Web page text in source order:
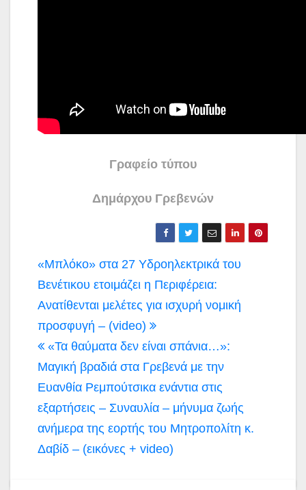
Γραφείο τύπου
Δημάρχου Γρεβενών
Πλοήγηση
άρθρων
«Μπλόκο» στα 27 Υδροηλεκτρικά του
Βενέτικου ετοιμάζει η Περιφέρεια:
Ανατίθενται μελέτες για ισχυρή νομική
προσφυγή – (video)
«Τα θαύματα δεν είναι σπάνια…»:
Μαγική βραδιά στα Γρεβενά με την
Ευανθία Ρεμπούτσικα ενάντια στις
εξαρτήσεις – Συναυλία – μήνυμα ζωής
ανήμερα της εορτής του Μητροπολίτη κ.
Δαβίδ – (εικόνες + video)